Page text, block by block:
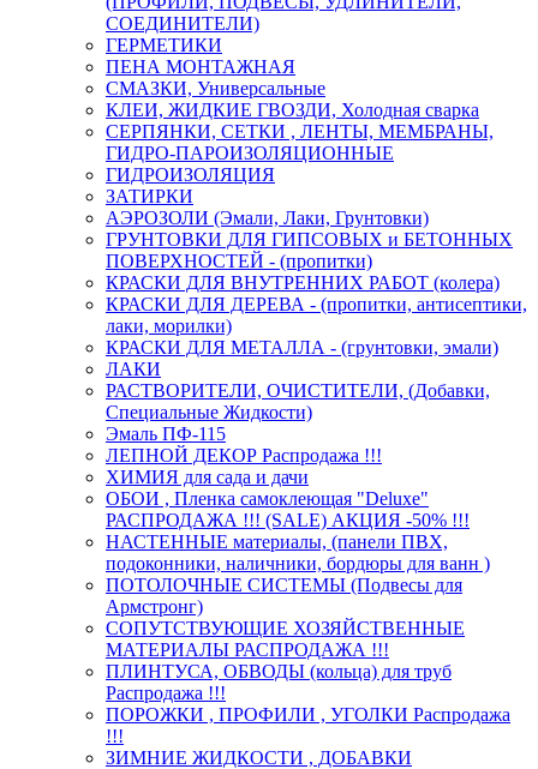
СОЕДИНИТЕЛИ)
ГЕРМЕТИКИ
ПЕНА МОНТАЖНАЯ
СМАЗКИ, Универсальные
КЛЕИ, ЖИДКИЕ ГВОЗДИ, Холодная сварка
СЕРПЯНКИ, СЕТКИ , ЛЕНТЫ, МЕМБРАНЫ,
ГИДРО-ПАРОИЗОЛЯЦИОННЫЕ
ГИДРОИЗОЛЯЦИЯ
ЗАТИРКИ
АЭРОЗОЛИ (Эмали, Лаки, Грунтовки)
ГРУНТОВКИ ДЛЯ ГИПСОВЫХ и БЕТОННЫХ
ПОВЕРХНОСТЕЙ - (пропитки)
КРАСКИ ДЛЯ ВНУТРЕННИХ РАБОТ (колера)
КРАСКИ ДЛЯ ДЕРЕВА - (пропитки, антисептики,
лаки, морилки)
КРАСКИ ДЛЯ МЕТАЛЛА - (грунтовки, эмали)
ЛАКИ
РАСТВОРИТЕЛИ, ОЧИСТИТЕЛИ, (Добавки,
Специальные Жидкости)
Эмаль ПФ-115
ЛЕПНОЙ ДЕКОР Распродажа !!!
ХИМИЯ для сада и дачи
ОБОИ , Пленка самоклеющая "Deluxe"
РАСПРОДАЖА !!! (SALE) АКЦИЯ -50% !!!
НАСТЕННЫЕ материалы, (панели ПВХ,
подоконники, наличники, бордюры для ванн )
ПОТОЛОЧНЫЕ СИСТЕМЫ (Подвесы для
Армстронг)
СОПУТСТВУЮЩИЕ ХОЗЯЙСТВЕННЫЕ
МАТЕРИАЛЫ РАСПРОДАЖА !!!
ПЛИНТУСА, ОБВОДЫ (кольца) для труб
Распродажа !!!
ПОРОЖКИ , ПРОФИЛИ , УГОЛКИ Распродажа
!!!
ЗИМНИЕ ЖИДКОСТИ , ДОБАВКИ